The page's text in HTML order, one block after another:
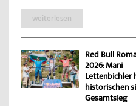
weiterlesen
Red Bull
2026: Mani
Lettenbichler
historischen
Gesamtsieg